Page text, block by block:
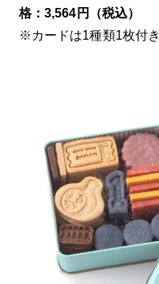
格：3,564円（税込）
※カードは1種類1枚付き